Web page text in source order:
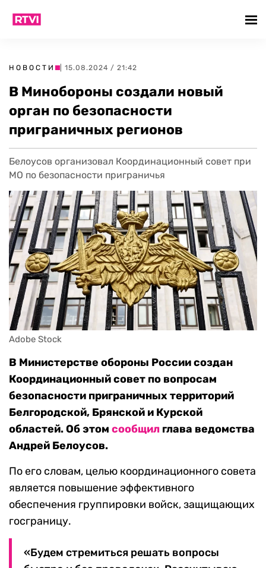
НОВОСТИ | 15.08.2024 / 21:42
В Минобороны создали новый
орган по безопасности
приграничных регионов
Белоусов организовал Координационный совет при
МО по безопасности приграничья
Adobe Stock
В Министерстве обороны России создан
Координационный совет по вопросам
безопасности приграничных территорий
Белгородской, Брянской и Курской
областей. Об этом сообщил глава ведомства
Андрей Белоусов.
По его словам, целью координационного совета
является повышение эффективного
обеспечения группировки войск, защищающих
госграницу.
«Будем стремиться решать вопросы